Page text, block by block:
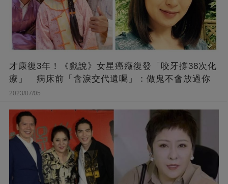
才康復3年！《戲說》女星癌癥復發「咬牙撐38次化
療」 病床前「含淚交代遺囑」：做鬼不會放過你
2023/07/05